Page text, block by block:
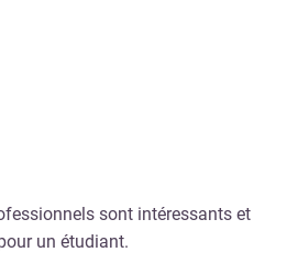
sont intéressants et
un étudiant.